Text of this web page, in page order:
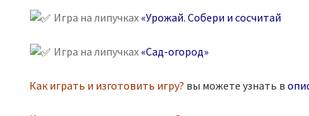
Игра на липучках «Урожай. Собери и сосчитай
Игра на липучках «Сад-огород»
Как играть и изготовить игру? вы можете узнать в